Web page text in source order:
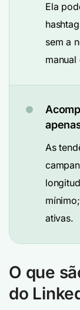
Ela
sem a
manual
As
ativas.
O que
do